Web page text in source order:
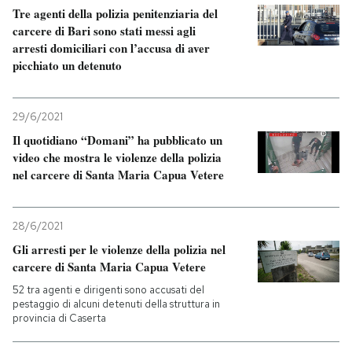
Tre agenti della polizia penitenziaria del
carcere di Bari sono stati messi agli
arresti domiciliari con l’accusa di aver
picchiato un detenuto
29/6/2021
Il quotidiano “Domani” ha pubblicato un
video che mostra le violenze della polizia
nel carcere di Santa Maria Capua Vetere
28/6/2021
Gli arresti per le violenze della polizia nel
carcere di Santa Maria Capua Vetere
52 tra agenti e dirigenti sono accusati del
pestaggio di alcuni detenuti della struttura in
provincia di Caserta